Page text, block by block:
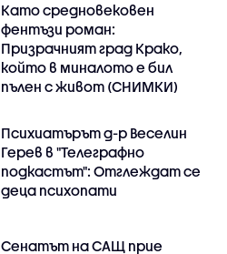
Като средновековен
фентъзи роман:
Призрачният град Крако,
който в миналото е бил
пълен с живот (СНИМКИ)
Психиатърът д-р Веселин
Герев в "Телеграфно
подкастът": Отглеждат се
деца психопати
Сенатът на САЩ прие